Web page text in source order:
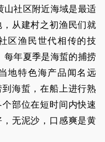
山社区附近海域是最适
从建村之初渔民们就
区渔民世代相传的技
每年夏季是海蜇的捕捞
地特色海产品闻名远
海蜇，在船上进行熟
部位在短时间内快速
无泥沙，口感爽是黄